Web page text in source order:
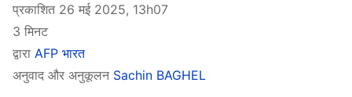
प्रकाशित 26 मई 2025, 13h07
3 मिनट
द्वारा AFP भारत
अनुवाद और अनुकूलन Sachin BAGHEL